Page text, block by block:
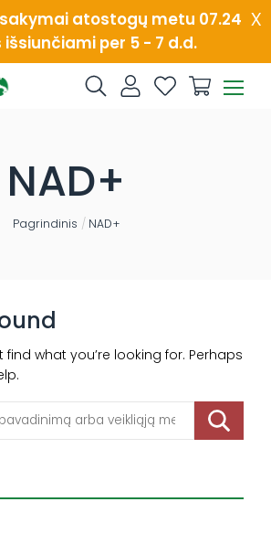
x
atostogų metu 07.24
išsiunčiami per 5 - 7 d.d.
NAD+
Pagrindinis / NAD+
find what you’re looking for. Perhaps